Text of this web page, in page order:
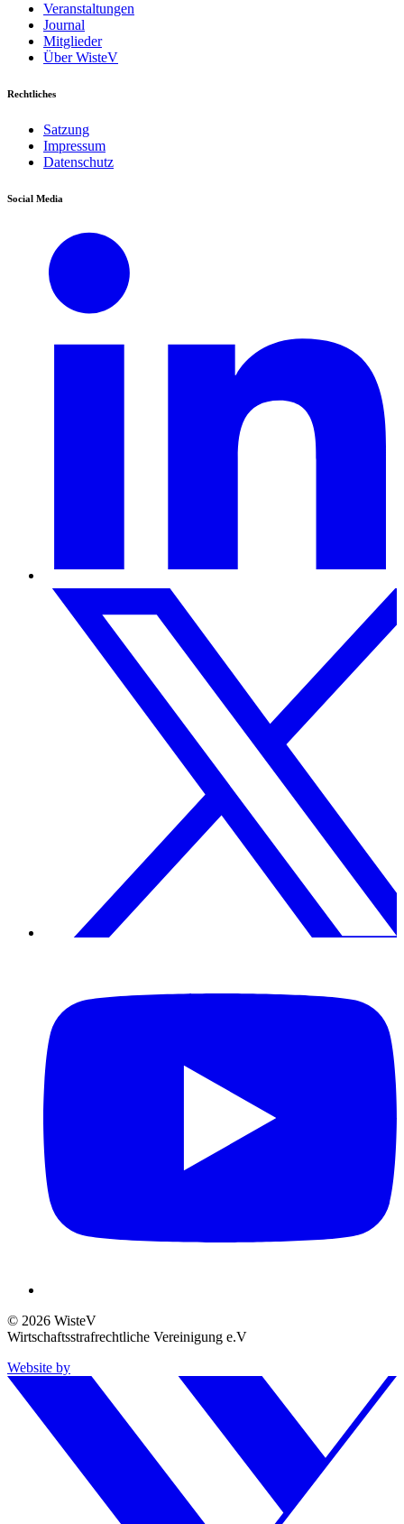
Veranstaltungen
Journal
Mitglieder
Über WisteV
Rechtliches
Satzung
Impressum
Datenschutz
Social Media
© 2026 WisteV
Wirtschaftsstrafrechtliche Vereinigung e.V
Website by